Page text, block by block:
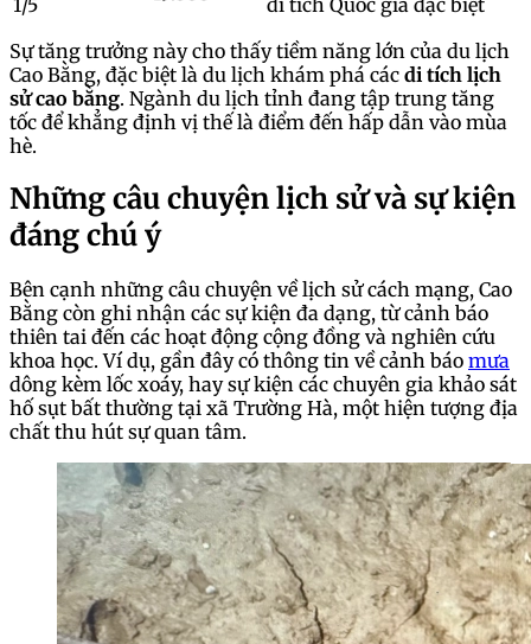
Sự tăng trưởng này cho thấy tiềm năng lớn của du lịch
Cao Bằng, đặc biệt là du lịch khám phá các di tích lịch
sử cao bằng. Ngành du lịch tỉnh đang tập trung tăng
tốc để khẳng định vị thế là điểm đến hấp dẫn vào mùa
hè.
Những câu chuyện lịch sử và sự kiện
đáng chú ý
Bên cạnh những câu chuyện về lịch sử cách mạng, Cao
Bằng còn ghi nhận các sự kiện đa dạng, từ cảnh báo
thiên tai đến các hoạt động cộng đồng và nghiên cứu
khoa học. Ví dụ, gần đây có thông tin về cảnh báo mưa
dông kèm lốc xoáy, hay sự kiện các chuyên gia khảo sát
hố sụt bất thường tại xã Trường Hà, một hiện tượng địa
chất thu hút sự quan tâm.